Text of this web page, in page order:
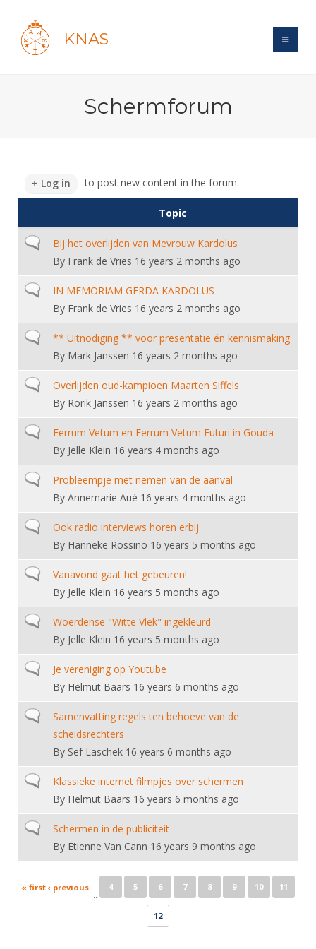
KNAS
Maandelijks archief
Evenement
Website
Gebruiksvoorwaarden
Handleiding
Historie
Lidmaatschap
Reglementen
Ledencijfers
Sponsors en Partners
Organisatie
Bestuur
Commissies
Ereleden
Leden van Verdiensten
Vacatures
Bondsbureau
Contact
Medewerkers
Samenwerking
Formulieren
Alle Verenigingen
Nieuws
Verenigingsondersteuning
Witte Vlekkenplan
Oprichting Vereniging
Overschrijven leden
Introductie
Veteranen
Lichtzwaardschermen
Wedstrijdsport
Ranglijsten
Inschrijven
Reglementen
Materiaal
Schermpaspoort
Rolstoelschermen
Wedstrijdkalender
KNAS Keurmerk
JPT
JEC
Veteranenwedstrijden
Wedstrijdorganisatie
Nieuws
Aanvragen van scheidsrechters
Scheidsrechterslijst
Import inschrijvingen uit Nahouw
Verwerk wedstrijduitslagen
NK organiseren
Promotie en logo
Geschiedenis van het schermen
Nieuws
NK's
Oranje
FBT
SBT
Talentontwikkeling
Atletencommissie
Internationale Titeltoernooien
Internationale aanmeldingen
Informatie
Voor de jeugd
Spreekbeurtpakket
Ouders en vereniging
Jeugdkampen
Brassardsysteem
Voor coaches en leraren
Nieuws
Nationale opleidingen
Internationale opleidingen
Opleidingen
Voor scheidsrechters
Nieuws
Scheidsrechterslijst
Scheidsrechter Documentatie
Opleidingen
Tuchtzaken
Infotheek
Bibliotheek
ALV
Touché
Forums
Schermforum
Nieuws
Zoek Vereniging
Contact
NK organiseren
Schermforum
Log in to post new content in the forum.
Topic
Normal topicBij het overlijden van Mevrouw Kardolus
By Frank de Vries 16 years 2 months ago
Normal topicIN MEMORIAM GERDA KARDOLUS
By Frank de Vries 16 years 2 months ago
Normal topic** Uitnodiging ** voor presentatie én kennismaking
By Mark Janssen 16 years 2 months ago
Normal topicOverlijden oud-kampioen Maarten Siffels
By Rorik Janssen 16 years 2 months ago
Normal topicFerrum Vetum en Ferrum Vetum Futuri in Gouda
By Jelle Klein 16 years 4 months ago
Normal topicProbleempje met nemen van de aanval
By Annemarie Aué 16 years 4 months ago
Normal topicOok radio interviews horen erbij
By Hanneke Rossino 16 years 5 months ago
Normal topicVanavond gaat het gebeuren!
By Jelle Klein 16 years 5 months ago
Normal topicWoerdense "Witte Vlek" ingekleurd
By Jelle Klein 16 years 5 months ago
Normal topicJe vereniging op Youtube
By Helmut Baars 16 years 6 months ago
Normal topicSamenvatting regels ten behoeve van de
scheidsrechters
By Sef Laschek 16 years 6 months ago
Normal topicKlassieke internet filmpjes over schermen
By Helmut Baars 16 years 6 months ago
Normal topicSchermen in de publiciteit
By Etienne Van Cann 16 years 9 months ago
Pages
« first ‹ previous
…
4 5 6 7 8 9 10 11
12